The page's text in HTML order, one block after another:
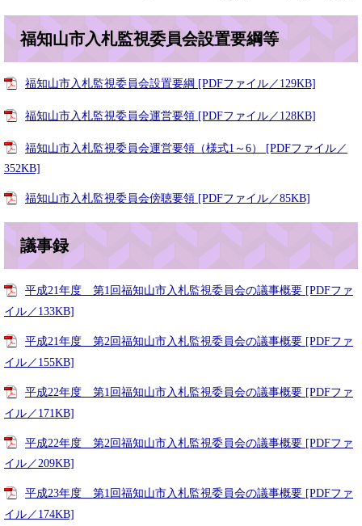
福知山市入札監視委員会設置要綱等
福知山市入札監視委員会設置要綱 [PDFファイル／129KB]
福知山市入札監視委員会運営要領 [PDFファイル／128KB]
福知山市入札監視委員会運営要領（様式1～6） [PDFファイル／
352KB]
福知山市入札監視委員会傍聴要領 [PDFファイル／85KB]
議事録
平成21年度 第1回福知山市入札監視委員会の議事概要 [PDFファ
イル／133KB]
平成21年度 第2回福知山市入札監視委員会の議事概要 [PDFファ
イル／155KB]
平成22年度 第1回福知山市入札監視委員会の議事概要 [PDFファ
イル／171KB]
平成22年度 第2回福知山市入札監視委員会の議事概要 [PDFファ
イル／209KB]
平成23年度 第1回福知山市入札監視委員会の議事概要 [PDFファ
イル／174KB]